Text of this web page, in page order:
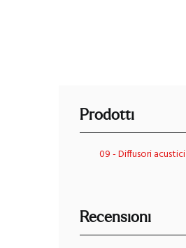
Prodotti
09 - Diffusori acustici
Recensioni